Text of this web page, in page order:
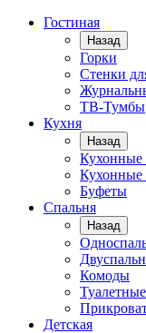
Гостиная
Назад
Горки
Стенки
TВ-Тумбы
Кухня
Назад
Кухонные
Кухонные
Буфеты
Спальня
Назад
Комоды
Детская